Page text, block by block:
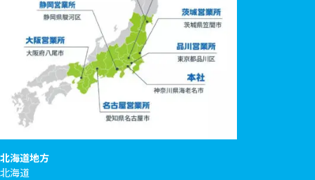
北海道地方
北海道